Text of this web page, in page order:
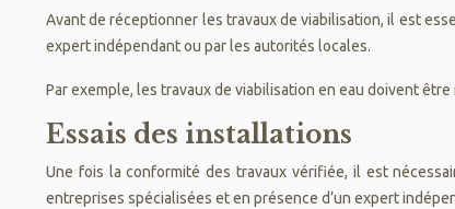
Avant de réceptionner les travaux de viabilisation, il est
expert indépendant ou par les autorités locales.
Par exemple, les travaux de viabilisation en eau doivent
Essais des installations
Une fois la conformité des travaux vérifiée, il est
entreprises spécialisées et en présence d’un expert